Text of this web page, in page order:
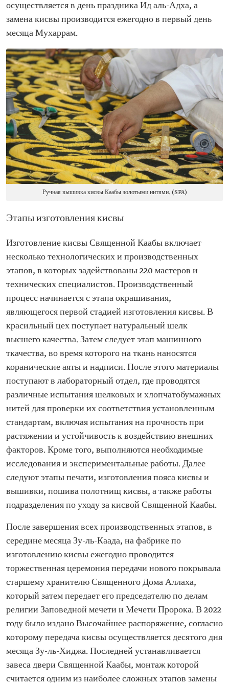
осуществляется в день праздника Ид аль-Адха, а
замена кисвы производится ежегодно в первый день
месяца Мухаррам.
Ручная вышивка кисвы Каабы золотыми нитями. (SPA)
Этапы изготовления кисвы
Изготовление кисвы Священной Каабы включает
несколько технологических и производственных
этапов, в которых задействованы 220 мастеров и
технических специалистов. Производственный
процесс начинается с этапа окрашивания,
являющегося первой стадией изготовления кисвы. В
красильный цех поступает натуральный шелк
высшего качества. Затем следует этап машинного
ткачества, во время которого на ткань наносятся
коранические аяты и надписи. После этого материалы
поступают в лабораторный отдел, где проводятся
различные испытания шелковых и хлопчатобумажных
нитей для проверки их соответствия установленным
стандартам, включая испытания на прочность при
растяжении и устойчивость к воздействию внешних
факторов. Кроме того, выполняются необходимые
исследования и экспериментальные работы. Далее
следуют этапы печати, изготовления пояса кисвы и
вышивки, пошива полотнищ кисвы, а также работы
подразделения по уходу за кисвой Священной Каабы.
После завершения всех производственных этапов, в
середине месяца Зу-ль-Каада, на фабрике по
изготовлению кисвы ежегодно проводится
торжественная церемония передачи нового покрывала
старшему хранителю Священного Дома Аллаха,
который затем передает его председателю по делам
религии Заповедной мечети и Мечети Пророка. В 2022
году было издано Высочайшее распоряжение, согласно
которому передача кисвы осуществляется десятого дня
месяца Зу-ль-Хиджа. Последней устанавливается
завеса двери Священной Каабы, монтаж которой
считается одним из наиболее сложных этапов замены